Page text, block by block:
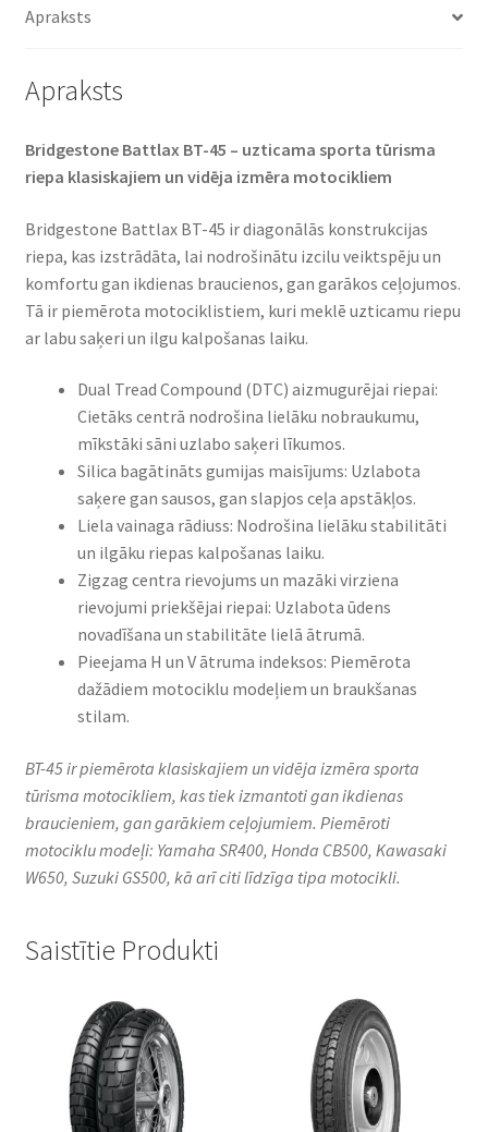
Apraksts
Apraksts
Bridgestone Battlax BT-45 – uzticama sporta tūrisma
riepa klasiskajiem un vidēja izmēra motocikliem​
Bridgestone Battlax BT-45 ir diagonālās konstrukcijas
riepa, kas izstrādāta, lai nodrošinātu izcilu veiktspēju un
komfortu gan ikdienas braucienos, gan garākos ceļojumos.
Tā ir piemērota motociklistiem, kuri meklē uzticamu riepu
ar labu saķeri un ilgu kalpošanas laiku.​
Dual Tread Compound (DTC) aizmugurējai riepai:
Cietāks centrā nodrošina lielāku nobraukumu,
mīkstāki sāni uzlabo saķeri līkumos. ​
Silica bagātināts gumijas maisījums: Uzlabota
saķere gan sausos, gan slapjos ceļa apstākļos.
Liela vainaga rādiuss: Nodrošina lielāku stabilitāti
un ilgāku riepas kalpošanas laiku.
Zigzag centra rievojums un mazāki virziena
rievojumi priekšējai riepai: Uzlabota ūdens
novadīšana un stabilitāte lielā ātrumā.
Pieejama H un V ātruma indeksos: Piemērota
dažādiem motociklu modeļiem un braukšanas
stilam.
BT-45 ir piemērota klasiskajiem un vidēja izmēra sporta
tūrisma motocikliem, kas tiek izmantoti gan ikdienas
braucieniem, gan garākiem ceļojumiem. Piemēroti
motociklu modeļi: Yamaha SR400, Honda CB500, Kawasaki
W650, Suzuki GS500, kā arī citi līdzīga tipa motocikli.​
Saistītie Produkti